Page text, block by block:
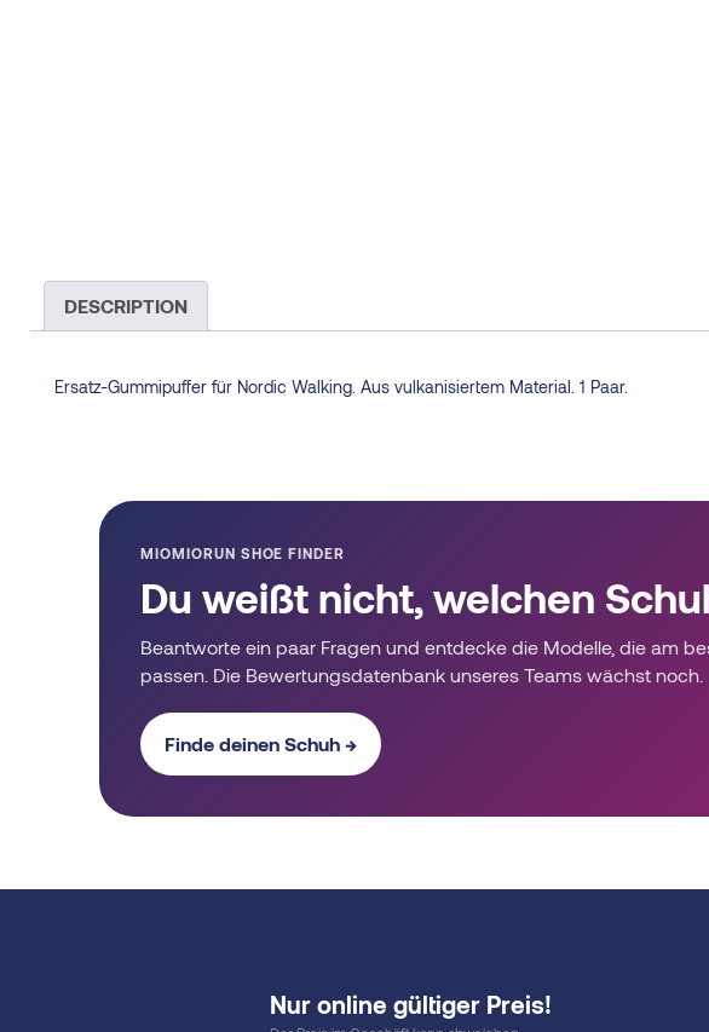
DESCRIPTION
Ersatz-Gummipuffer für Nordic Walking. Aus vulkanisiertem Material. 1 Paar.
MIOMIORUN SHOE FINDER
Du weißt nicht, welchen
Beantworte ein paar Fragen und entdecke die Modelle, die am
passen. Die Bewertungsdatenbank unseres Teams wächst noch.
Finde deinen Schuh →
Nur online gültiger Preis!